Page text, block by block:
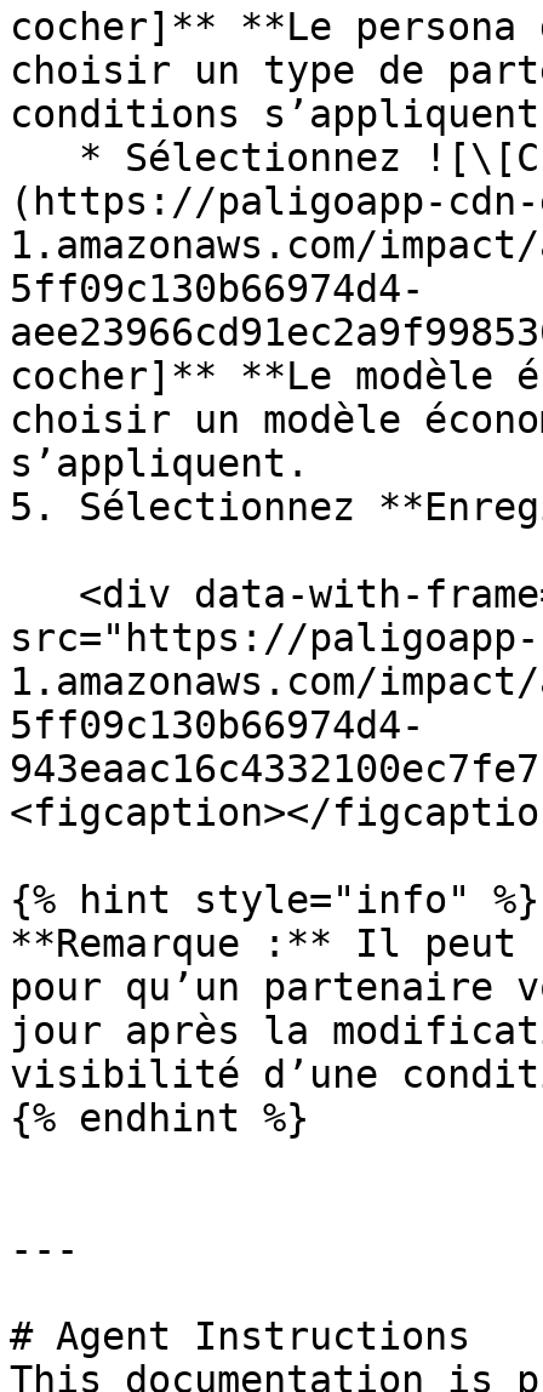
cocher]** **Le
choisir un type de
conditions
(https://paligoapp-cdn-
1.amazonaws.com/
5ff09c130b66974d4-
cocher]** **Le modèle
choisir un modèle
s’appliquent.
5. Sélectionnez
src="https://paligoapp-
1.amazonaws.com/
5ff09c130b66974d4-
<figcaption></
{% hint style="info" %}
**Remarque :** Il
pour qu’un partenaire
jour après la
visibilité d’une
{% endhint %}
---
# Agent Instructions
This documentation is